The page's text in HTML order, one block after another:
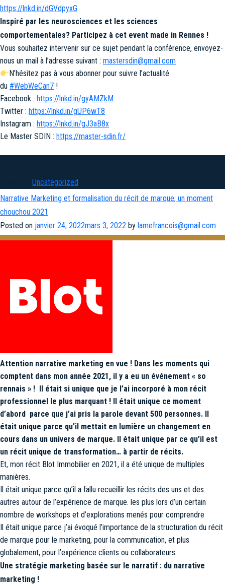
https://lnkd.in/dGVdpyxG
Inspiré par les neurosciences et les sciences
comportementales? Participez à cet event made in Rennes !
Vous souhaitez intervenir sur ce sujet pendant la conférence, envoyez-
nous un mail à l’adresse suivant : mastersdin@gmail.com
N’hésitez pas à vous abonner pour suivre l’actualité
du #WebWeCan7 !
Facebook : https://lnkd.in/gyAMZkM
Twitter : https://lnkd.in/gUP6wT8
Instagram : https://lnkd.in/gJ3aB8x
Le Master SDIN : https://master-sdin.fr/
Uncategorized
Narrative Marketing et formalisation du récit de marque, un moment
chouchou 2021
Posted on janvier 24, 2022mars 3, 2022 by lamefrancois@gmail.com
Attention narrative marketing en vue ! Dans les moments qui
comptent dans mon année 2021, il y a eu un événement « so
rennais » ! Il était si unique que je l’ai incorporé à mon récit
professionnel le plus marquant ! Il était unique ce moment
d’abord parce que j’ai pris la parole devant 500 personnes. Il
était unique parce qu’il mettait en lumière un changement en
cours dans un univers de marque. Il était unique par ce qu’il est
un récit unique de transformation… à partir de récits.
Et, mon récit Blot Immobilier en 2021, il a été unique de multiples
manières.
Il était unique parce qu’il a fallu recueillir les récits des uns et des
autres autour de l’expérience de marque. les plus lors d’un certain
nombre de workshops et d’explorations menés pour comprendre
Il était unique parce j’ai évoqué l’importance de la structuration du récit
de marque pour le marketing, pour la communication, et plus
globalement, pour l’expérience clients ou collaborateurs.
Une stratégie marketing basée sur le narratif : du narrative
marketing !